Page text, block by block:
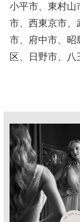
小平市、東村山
市、西東京市、
市、府中市、昭
区、日野市、八